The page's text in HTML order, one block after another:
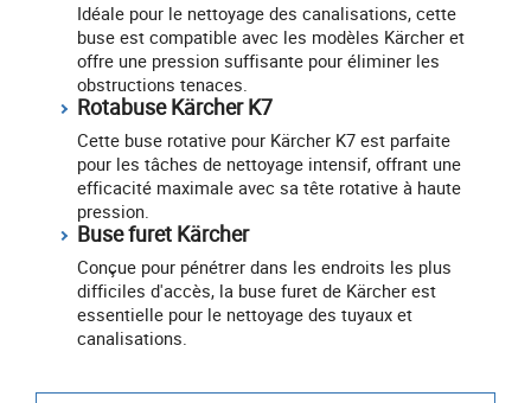
Idéale pour le nettoyage des canalisations, cette
buse est compatible avec les modèles Kärcher et
offre une pression suffisante pour éliminer les
obstructions tenaces.
Rotabuse Kärcher K7
Cette buse rotative pour Kärcher K7 est parfaite
pour les tâches de nettoyage intensif, offrant une
efficacité maximale avec sa tête rotative à haute
pression.
Buse furet Kärcher
Conçue pour pénétrer dans les endroits les plus
difficiles d'accès, la buse furet de Kärcher est
essentielle pour le nettoyage des tuyaux et
canalisations.